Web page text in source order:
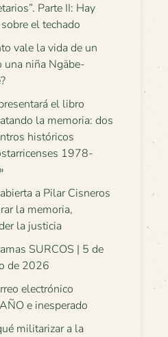
Parte II: Hay
el techado
vale la vida de un
una niña Ngäbe-
el libro
la memoria: dos
históricos
1978-
a Pilar Cisneros
la memoria,
la justicia
SURCOS | 5 de
de 2026
electrónico
e inesperado
militarizar a la